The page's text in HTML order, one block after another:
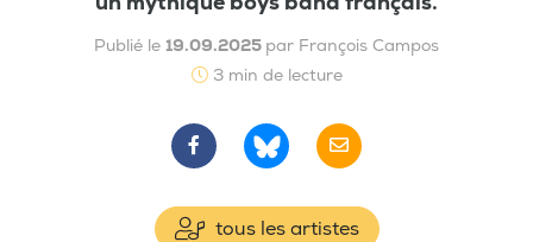
Publié le 19.09.2025 par François Campos
3 min de lecture
tous les artistes